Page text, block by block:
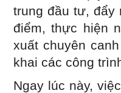
trung đầu tư, đẩy
điểm, thực hiện
xuất chuyên
khai các công
Ngay lúc này,